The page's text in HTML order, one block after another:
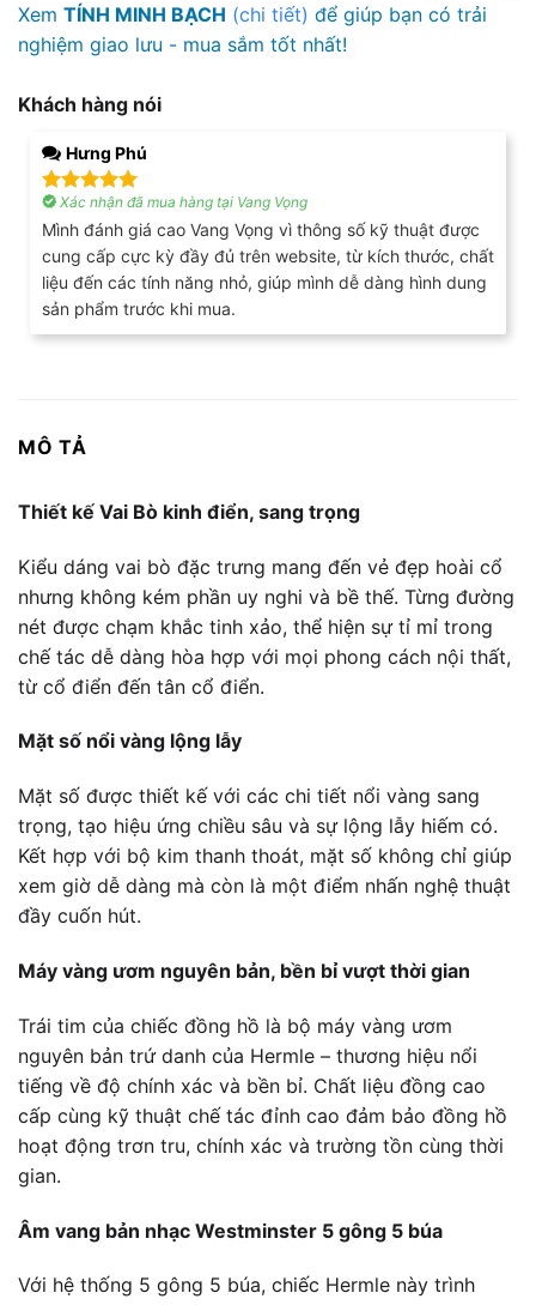
Xem TÍNH MINH BẠCH (chi tiết) để giúp bạn có trải
nghiệm giao lưu - mua sắm tốt nhất!
Khách hàng nói
Hưng Phú
Được xếp
hạng55
Xác nhận đã mua hàng tại Vang Vọng
Mình đánh giá cao Vang Vọng vì thông số kỹ thuật được
cung cấp cực kỳ đầy đủ trên website, từ kích thước, chất
liệu đến các tính năng nhỏ, giúp mình dễ dàng hình dung
sản phẩm trước khi mua.
MÔ TẢ
Thiết kế Vai Bò kinh điển, sang trọng
Kiểu dáng vai bò đặc trưng mang đến vẻ đẹp hoài cổ
nhưng không kém phần uy nghi và bề thế. Từng đường
nét được chạm khắc tinh xảo, thể hiện sự tỉ mỉ trong
chế tác dễ dàng hòa hợp với mọi phong cách nội thất,
từ cổ điển đến tân cổ điển.
Mặt số nổi vàng lộng lẫy
Mặt số được thiết kế với các chi tiết nổi vàng sang
trọng, tạo hiệu ứng chiều sâu và sự lộng lẫy hiếm có.
Kết hợp với bộ kim thanh thoát, mặt số không chỉ giúp
xem giờ dễ dàng mà còn là một điểm nhấn nghệ thuật
đầy cuốn hút.
Máy vàng ươm nguyên bản, bền bỉ vượt thời gian
Trái tim của chiếc đồng hồ là bộ máy vàng ươm
nguyên bản trứ danh của Hermle – thương hiệu nổi
tiếng về độ chính xác và bền bỉ. Chất liệu đồng cao
cấp cùng kỹ thuật chế tác đỉnh cao đảm bảo đồng hồ
hoạt động trơn tru, chính xác và trường tồn cùng thời
gian.
Âm vang bản nhạc Westminster 5 gông 5 búa
Với hệ thống 5 gông 5 búa, chiếc Hermle này trình